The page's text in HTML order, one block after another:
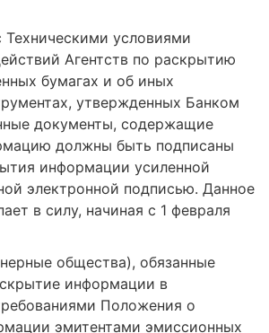
Техническими условиями
Агентств по раскрытию
бумагах и об иных
утвержденных Банком
документы, содержащие
должны быть подписаны
информации усиленной
электронной подписью. Данное
в силу, начиная с 1 февраля
общества), обязанные
информации в
Положения о
эмитентами эмиссионных